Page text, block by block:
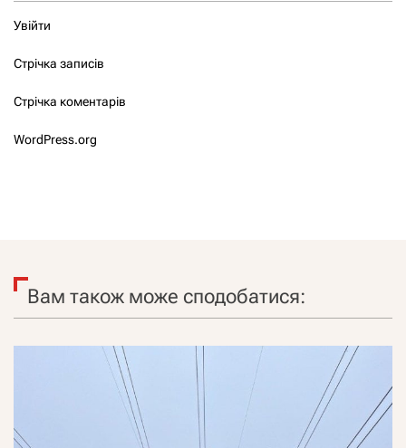
Увійти
Стрічка записів
Стрічка коментарів
WordPress.org
Вам також може сподобатися: